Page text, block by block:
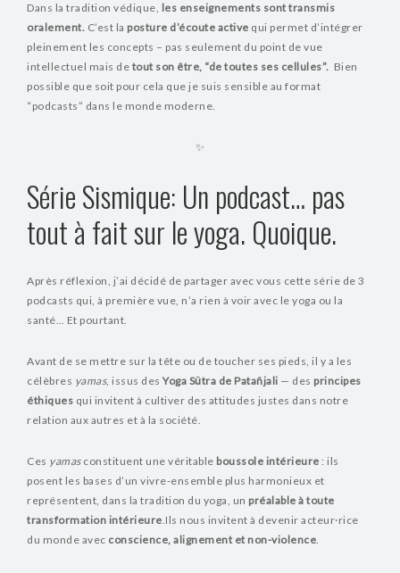
Dans la tradition védique, les enseignements sont transmis
oralement. C’est la posture d’écoute active qui permet d’intégrer
pleinement les concepts – pas seulement du point de vue
intellectuel mais de tout son être, “de toutes ses cellules”. Bien
possible que soit pour cela que je suis sensible au format
“podcasts” dans le monde moderne.
✨
Série Sismique: Un podcast… pas
tout à fait sur le yoga. Quoique.
Après réflexion, j’ai décidé de partager avec vous cette série de 3
podcasts qui, à première vue, n’a rien à voir avec le yoga ou la
santé… Et pourtant.
Avant de se mettre sur la tête ou de toucher ses pieds, il y a les
célèbres yamas, issus desYoga Sūtra de Patañjali — des principes
éthiques qui invitent à cultiver des attitudes justes dans notre
relation aux autres et à la société.
Ces yamasconstituent une véritable boussole intérieure : ils
posent les bases d’un vivre-ensemble plus harmonieux et
représentent, dans la tradition du yoga, un préalable à toute
transformation intérieure.Ils nous invitent à devenir acteur·rice
du monde avec conscience, alignement et non-violence.